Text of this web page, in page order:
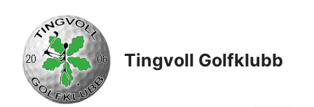
innhold
Tingvoll Golfklubb